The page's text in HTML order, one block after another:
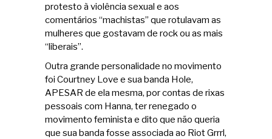
protesto à violência sexual e aos
comentários “machistas” que rotulavam as
mulheres que gostavam de rock ou as mais
“liberais”.
Outra grande personalidade no movimento
foi Courtney Love e sua banda Hole,
APESAR de ela mesma, por contas de rixas
pessoais com Hanna, ter renegado o
movimento feminista e dito que não queria
que sua banda fosse associada ao Riot Grrrl,